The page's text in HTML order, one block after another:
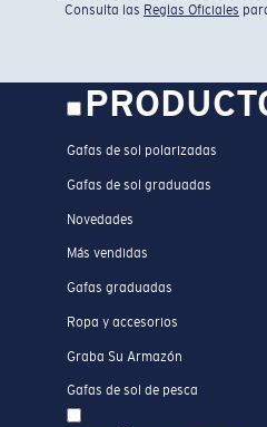
Consulta las Reglas Oficiales
Gafas de sol polarizadas
Gafas de sol graduadas
Novedades
Más vendidas
Gafas graduadas
Ropa y accesorios
Graba Su Armazón
Gafas de sol de pesca